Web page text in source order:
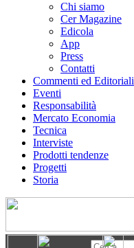
Chi siamo
Cer Magazine
Edicola
App
Press
Contatti
Commenti ed Editoriali
Eventi
Responsabilità
Mercato Economia
Tecnica
Interviste
Prodotti tendenze
Progetti
Storia